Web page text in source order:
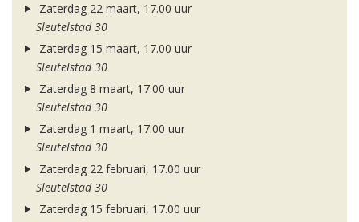
Zaterdag 22 maart, 17.00 uur
Sleutelstad 30
Zaterdag 15 maart, 17.00 uur
Sleutelstad 30
Zaterdag 8 maart, 17.00 uur
Sleutelstad 30
Zaterdag 1 maart, 17.00 uur
Sleutelstad 30
Zaterdag 22 februari, 17.00 uur
Sleutelstad 30
Zaterdag 15 februari, 17.00 uur